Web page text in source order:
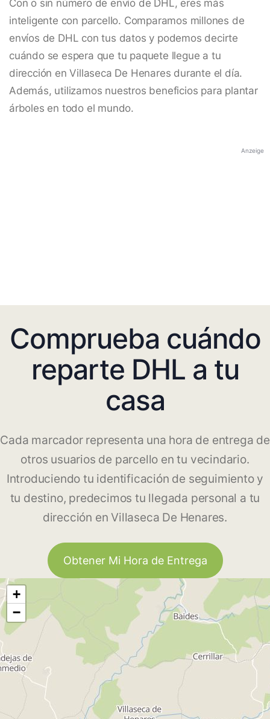
Con o sin número de envío de DHL, eres más
inteligente con parcello. Comparamos millones de
envíos de DHL con tus datos y podemos decirte
cuándo se espera que tu paquete llegue a tu
dirección en Villaseca De Henares durante el día.
Además, utilizamos nuestros beneficios para plantar
árboles en todo el mundo.
Anzeige
Comprueba cuándo
reparte DHL a tu
casa
Cada marcador representa una hora de entrega de
otros usuarios de parcello en tu vecindario.
Introduciendo tu identificación de seguimiento y
tu destino, predecimos tu llegada personal a tu
dirección en Villaseca De Henares.
Obtener Mi Hora de Entrega
+
−